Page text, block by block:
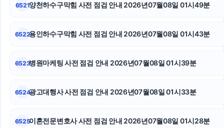
6521양천하수구막힘 사전 점검 안내 2026년07월08일 01시49분
6522용인하수구막힘 사전 점검 안내 2026년07월08일 01시43분
6523병원마케팅 사전 점검 안내 2026년07월08일 01시39분
6524광고대행사 사전 점검 안내 2026년07월08일 01시33분
6525이혼전문변호사 사전 점검 안내 2026년07월08일 01시28분